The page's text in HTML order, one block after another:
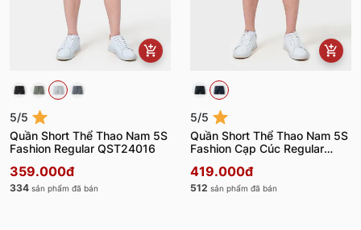
5/5
Quần Short Thể Thao Nam 5S
Fashion Regular QST24016
359.000đ
334 sản phẩm đã bán
5/5
Quần Short Thể Thao Nam 5S
Fashion Cạp Cúc Regular
419.000đ
512 sản phẩm đã bán